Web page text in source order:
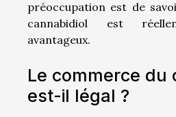
préoccupation est de
cannabidiol est
avantageux.
Le commerce du
est-il légal ?